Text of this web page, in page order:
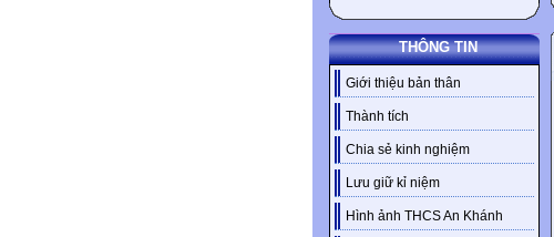
THÔNG TIN
Giới thiệu bản thân
Thành tích
Chia sẻ kinh nghiệm
Lưu giữ kỉ niệm
Hình ảnh THCS An Khánh